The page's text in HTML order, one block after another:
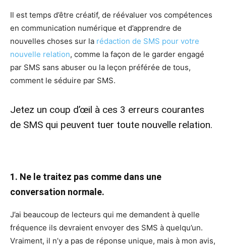
Il est temps d’être créatif, de réévaluer vos compétences
en communication numérique et d’apprendre de
nouvelles choses sur la rédaction de SMS pour votre
nouvelle relation, comme la façon de le garder engagé
par SMS sans abuser ou la leçon préférée de tous,
comment le séduire par SMS.
Jetez un coup d’œil à ces 3 erreurs courantes
de SMS qui peuvent tuer toute nouvelle relation.
1. Ne le traitez pas comme dans une
conversation normale.
J’ai beaucoup de lecteurs qui me demandent à quelle
fréquence ils devraient envoyer des SMS à quelqu’un.
Vraiment, il n’y a pas de réponse unique, mais à mon avis,